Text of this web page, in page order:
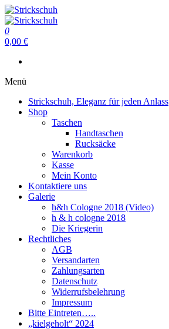
Zum
Inhalt
springen
Strickschuh
Strickschuh
0
0,00 €
Menü
Strickschuh, Eleganz für jeden Anlass
Shop
Taschen
Handtaschen
Rucksäcke
Warenkorb
Kasse
Mein Konto
Kontaktiere uns
Galerie
h&h Cologne 2018 (Video)
h & h cologne 2018
Die Kriegerin
Rechtliches
AGB
Versandarten
Zahlungsarten
Datenschutz
Widerrufsbelehrung
Impressum
Bitte Eintreten…..
„kielgeholt“ 2024